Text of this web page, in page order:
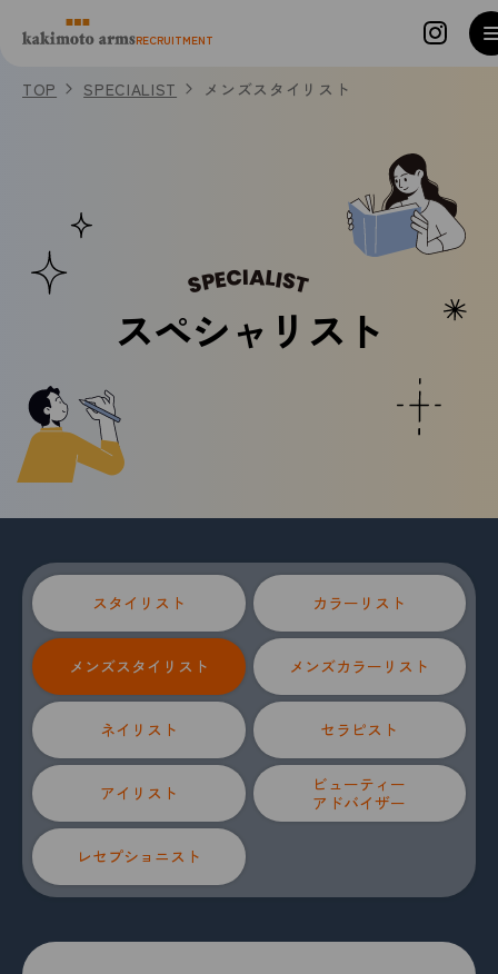
RECRUITMENT
TOP SPECIALIST メンズスタイリスト
SPECIALIST
スペシャリスト
スタイリスト カラーリスト
メンズスタイリスト メンズカラーリスト
ネイリスト セラピスト
アイリスト
ビューティー
アドバイザー
レセプショニスト